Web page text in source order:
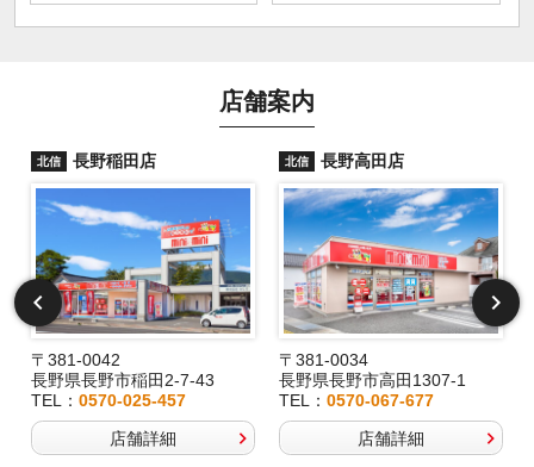
店舗案内
北信 長野稲田店
〒381-0042
長野県長野市稲田2-7-43
TEL：0570-025-457
店舗詳細
北信 長野高田店
〒381-0034
長野県長野市高田1307-1
TEL： 0570-067-677
店舗詳細